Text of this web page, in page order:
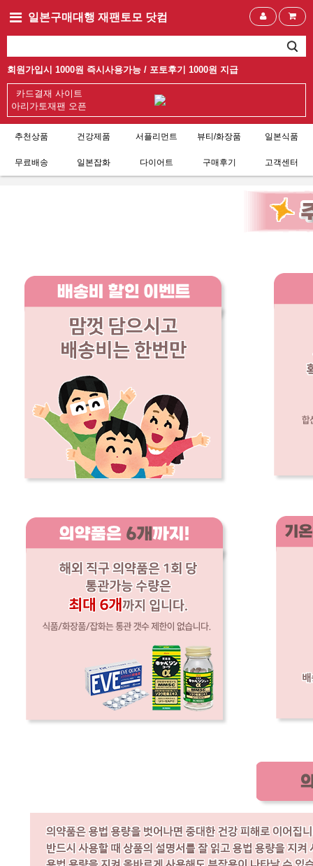
일본구매대행 재팬토모 닷컴
회원가입시 1000원 즉시사용가능 / 포토후기 1000원 지급
카드결재 사이트
아리가토재팬 오픈
추천상품 건강제품 서플리먼트 뷰티/화장품 일본식품
무료배송 일본잡화 다이어트 구매후기 고객센터